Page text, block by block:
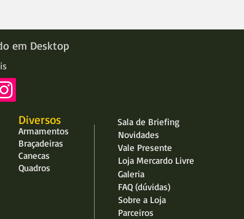
em Desktop
Diversos
Sala de Briefing
Novidades
Vale Presente
Loja Mercardo Livre
Galeria
FAQ (dúvidas)
Sobre a Loja
Parceiros
Armamentos
Braçadeiras
Canecas
Quadros